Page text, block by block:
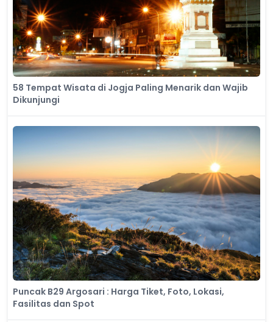
58 Tempat Wisata di Jogja Paling Menarik dan Wajib
Dikunjungi
Puncak B29 Argosari : Harga Tiket, Foto, Lokasi,
Fasilitas dan Spot